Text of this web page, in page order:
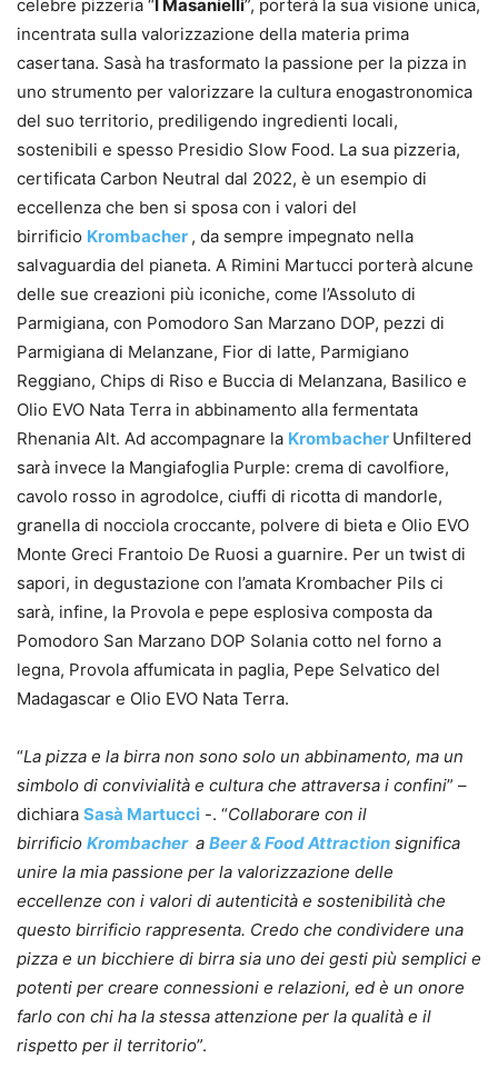
celebre pizzeria “ I Masanielli”, porterà la sua visione unica,
incentrata sulla valorizzazione della materia prima
casertana. Sasà ha trasformato la passione per la pizza in
uno strumento per valorizzare la cultura enogastronomica
del suo territorio, prediligendo ingredienti locali,
sostenibili e spesso Presidio Slow Food. La sua pizzeria,
certificata Carbon Neutral dal 2022, è un esempio di
eccellenza che ben si sposa con i valori del
birrificio Krombacher , da sempre impegnato nella
salvaguardia del pianeta. A Rimini Martucci porterà alcune
delle sue creazioni più iconiche, come l’Assoluto di
Parmigiana, con Pomodoro San Marzano DOP, pezzi di
Parmigiana di Melanzane, Fior di latte, Parmigiano
Reggiano, Chips di Riso e Buccia di Melanzana, Basilico e
Olio EVO Nata Terra in abbinamento alla fermentata
Rhenania Alt. Ad accompagnare la Krombacher Unfiltered
sarà invece la Mangiafoglia Purple: crema di cavolfiore,
cavolo rosso in agrodolce, ciuffi di ricotta di mandorle,
granella di nocciola croccante, polvere di bieta e Olio EVO
Monte Greci Frantoio De Ruosi a guarnire. Per un twist di
sapori, in degustazione con l’amata Krombacher Pils ci
sarà, infine, la Provola e pepe esplosiva composta da
Pomodoro San Marzano DOP Solania cotto nel forno a
legna, Provola affumicata in paglia, Pepe Selvatico del
Madagascar e Olio EVO Nata Terra.
“La pizza e la birra non sono solo un abbinamento, ma un
simbolo di convivialità e cultura che attraversa i confini” –
dichiara Sasà Martucci -. “Collaborare con il
birrificio Krombacher a Beer & Food Attraction significa
unire la mia passione per la valorizzazione delle
eccellenze con i valori di autenticità e sostenibilità che
questo birrificio rappresenta. Credo che condividere una
pizza e un bicchiere di birra sia uno dei gesti più semplici e
potenti per creare connessioni e relazioni, ed è un onore
farlo con chi ha la stessa attenzione per la qualità e il
rispetto per il territorio”.